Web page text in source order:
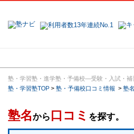
塾・学習塾・進学塾・予備校―受験・入試・補
塾・学習塾TOP > 塾・予備校口コミ情報 > 塾
塾名から 口コミ を探す。